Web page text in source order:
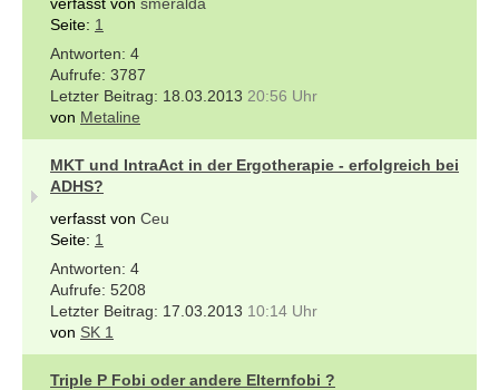
Seite: 1
4
3787
18.03.2013 20:56 Uhr
von Metaline
MKT und IntraAct in der Ergotherapie - erfolgreich bei
ADHS?
verfasst von Ceu
Seite: 1
4
5208
17.03.2013 10:14 Uhr
von SK 1
Triple P Fobi oder andere Elternfobi ?